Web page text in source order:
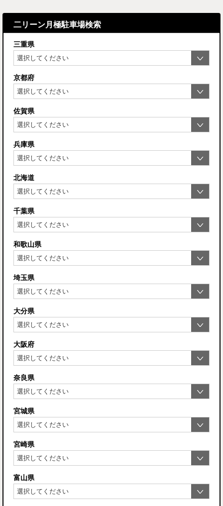
二リーン月極駐車場検索
三重県
京都府
佐賀県
兵庫県
北海道
千葉県
和歌山県
埼玉県
大分県
大阪府
奈良県
宮城県
宮崎県
富山県